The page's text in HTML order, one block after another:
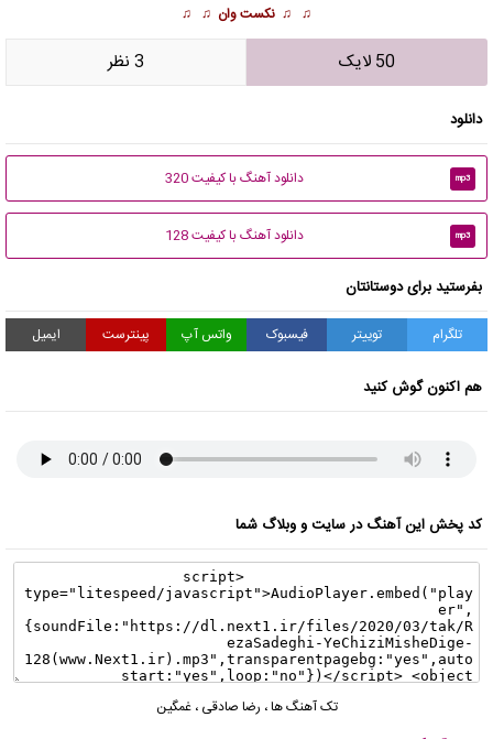
♫ ♫ نکست وان ♫ ♫
50 لایک 3 نظر
دانلود
mp3 دانلود آهنگ با کیفیت 320
mp3 دانلود آهنگ با کیفیت 128
بفرستید برای دوستانتان
تلگرام توییتر فیسبوک واتس آپ پینترست ایمیل
هم اکنون گوش کنید
کد پخش این آهنگ در سایت و وبلاگ شما
تک آهنگ ها، رضا صادقی ،غمگین